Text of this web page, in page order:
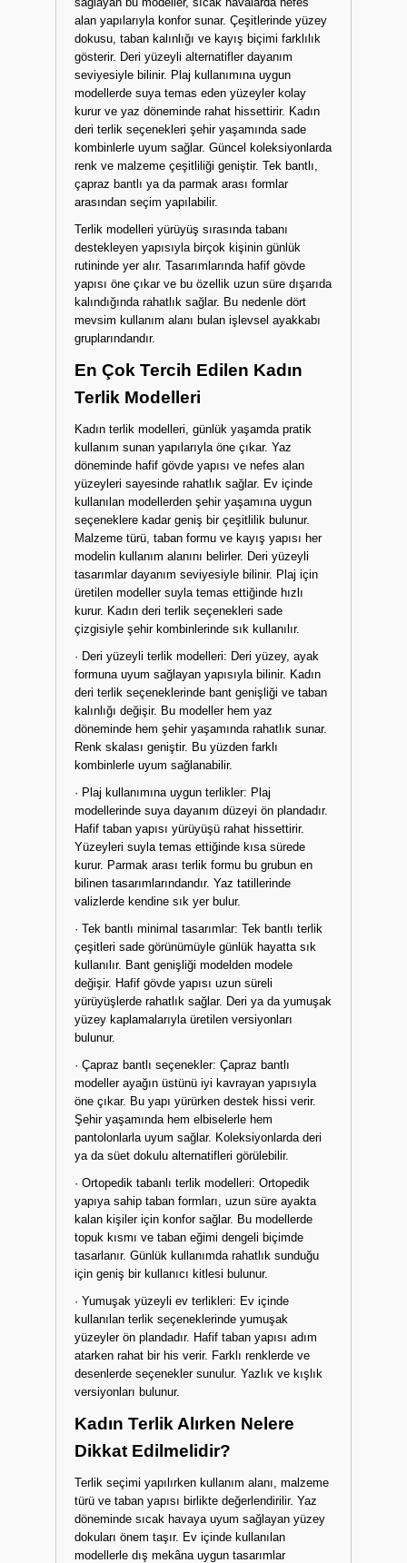
alan yapılarıyla konfor sunar. Çeşitlerinde yüzey
dokusu, taban kalınlığı ve kayış biçimi farklılık
gösterir. Deri yüzeyli alternatifler dayanım
seviyesiyle bilinir. Plaj kullanımına uygun
modellerde suya temas eden yüzeyler kolay
kurur ve yaz döneminde rahat hissettirir. Kadın
deri terlik seçenekleri şehir yaşamında sade
kombinlerle uyum sağlar. Güncel koleksiyonlarda
renk ve malzeme çeşitliliği geniştir. Tek bantlı,
çapraz bantlı ya da parmak arası formlar
arasından seçim yapılabilir.
Terlik modelleri yürüyüş sırasında tabanı
destekleyen yapısıyla birçok kişinin günlük
rutininde yer alır. Tasarımlarında hafif gövde
yapısı öne çıkar ve bu özellik uzun süre dışarıda
kalındığında rahatlık sağlar. Bu nedenle dört
mevsim kullanım alanı bulan işlevsel ayakkabı
gruplarındandır.
En Çok Tercih Edilen Kadın
Terlik Modelleri
Kadın terlik modelleri, günlük yaşamda pratik
kullanım sunan yapılarıyla öne çıkar. Yaz
döneminde hafif gövde yapısı ve nefes alan
yüzeyleri sayesinde rahatlık sağlar. Ev içinde
kullanılan modellerden şehir yaşamına uygun
seçeneklere kadar geniş bir çeşitlilik bulunur.
Malzeme türü, taban formu ve kayış yapısı her
modelin kullanım alanını belirler. Deri yüzeyli
tasarımlar dayanım seviyesiyle bilinir. Plaj için
üretilen modeller suyla temas ettiğinde hızlı
kurur. Kadın deri terlik seçenekleri sade
çizgisiyle şehir kombinlerinde sık kullanılır.
· Deri yüzeyli terlik modelleri: Deri yüzey, ayak
formuna uyum sağlayan yapısıyla bilinir. Kadın
deri terlik seçeneklerinde bant genişliği ve taban
kalınlığı değişir. Bu modeller hem yaz
döneminde hem şehir yaşamında rahatlık sunar.
Renk skalası geniştir. Bu yüzden farklı
kombinlerle uyum sağlanabilir.
· Plaj kullanımına uygun terlikler: Plaj
modellerinde suya dayanım düzeyi ön plandadır.
Hafif taban yapısı yürüyüşü rahat hissettirir.
Yüzeyleri suyla temas ettiğinde kısa sürede
kurur. Parmak arası terlik formu bu grubun en
bilinen tasarımlarındandır. Yaz tatillerinde
valizlerde kendine sık yer bulur.
· Tek bantlı minimal tasarımlar: Tek bantlı terlik
çeşitleri sade görünümüyle günlük hayatta sık
kullanılır. Bant genişliği modelden modele
değişir. Hafif gövde yapısı uzun süreli
yürüyüşlerde rahatlık sağlar. Deri ya da yumuşak
yüzey kaplamalarıyla üretilen versiyonları
bulunur.
· Çapraz bantlı seçenekler: Çapraz bantlı
modeller ayağın üstünü iyi kavrayan yapısıyla
öne çıkar. Bu yapı yürürken destek hissi verir.
Şehir yaşamında hem elbiselerle hem
pantolonlarla uyum sağlar. Koleksiyonlarda deri
ya da süet dokulu alternatifleri görülebilir.
· Ortopedik tabanlı terlik modelleri: Ortopedik
yapıya sahip taban formları, uzun süre ayakta
kalan kişiler için konfor sağlar. Bu modellerde
topuk kısmı ve taban eğimi dengeli biçimde
tasarlanır. Günlük kullanımda rahatlık sunduğu
için geniş bir kullanıcı kitlesi bulunur.
· Yumuşak yüzeyli ev terlikleri: Ev içinde
kullanılan terlik seçeneklerinde yumuşak
yüzeyler ön plandadır. Hafif taban yapısı adım
atarken rahat bir his verir. Farklı renklerde ve
desenlerde seçenekler sunulur. Yazlık ve kışlık
versiyonları bulunur.
Kadın Terlik Alırken Nelere
Dikkat Edilmelidir?
Terlik seçimi yapılırken kullanım alanı, malzeme
türü ve taban yapısı birlikte değerlendirilir. Yaz
döneminde sıcak havaya uyum sağlayan yüzey
dokuları önem taşır. Ev içinde kullanılan
modellerle dış mekâna uygun tasarımlar